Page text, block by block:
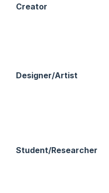
Creator
Designer/Artist
Student/Researcher